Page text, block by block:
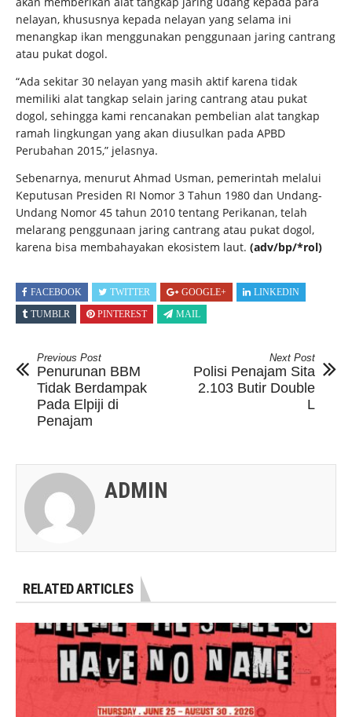
nelayan, khususnya kepada nelayan yang selama ini
menangkap ikan menggunakan penggunaan jaring cantrang
atau pukat dogol.
“Ada sekitar 30 nelayan yang masih aktif karena tidak
memiliki alat tangkap selain jaring cantrang atau pukat
dogol, sehingga kami rencanakan pembelian alat tangkap
ramah lingkungan yang akan diusulkan pada APBD
Perubahan 2015,” jelasnya.
Sebenarnya, menurut Ahmad Usman, pemerintah melalui
Keputusan Presiden RI Nomor 3 Tahun 1980 dan Undang-
Undang Nomor 45 tahun 2010 tentang Perikanan, telah
melarang penggunaan jaring cantrang atau pukat dogol,
karena bisa membahayakan ekosistem laut. (adv/bp/*rol)
FACEBOOK TWITTER GOOGLE+
LINKEDIN
TUMBLR
PINTEREST MAIL
Previous Post
Penurunan BBM
Tidak Berdampak
Pada Elpiji di
Penajam
Next Post
Polisi Penajam Sita
2.103 Butir Double
L
ADMIN
RELATED ARTICLES